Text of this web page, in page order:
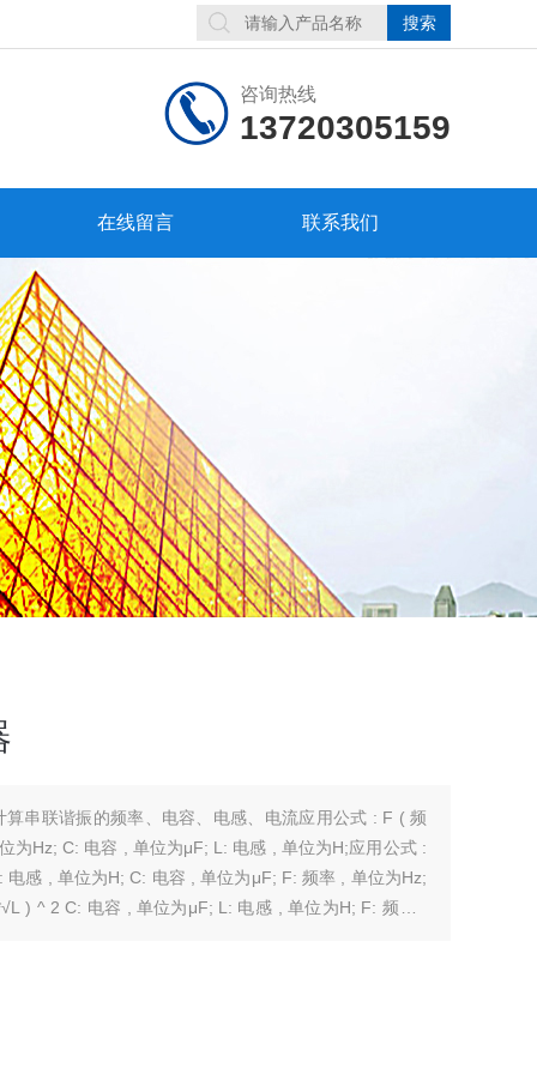
咨询热线
13720305159
在线留言 联系我们
位为μF; L: 电感 , 单位为H;应用公式 :
单位为μF; L: 电感 , 单位为H; F: 频率 ,